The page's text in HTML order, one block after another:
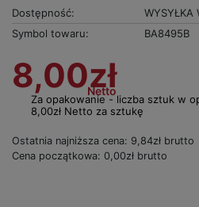
Dostępność:
WYSYŁKA
Symbol towaru:
BA8495B
8,00zł
Netto
Za opakowanie - liczba sztuk w
8,00zł Netto za sztukę
Ostatnia najniższa cena: 9,84zł brutto
Cena początkowa: 0,00zł brutto